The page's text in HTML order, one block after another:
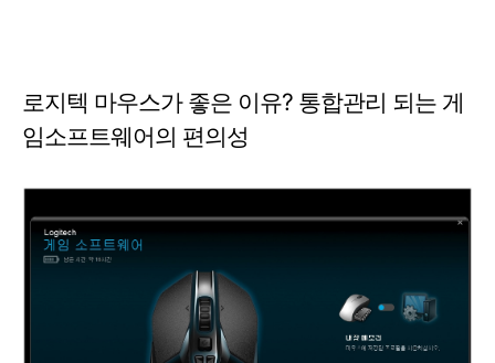
로지텍 마우스가 좋은 이유? 통합관리 되는 게
임소프트웨어의 편의성